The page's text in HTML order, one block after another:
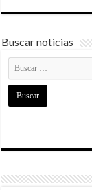
Buscar noticias